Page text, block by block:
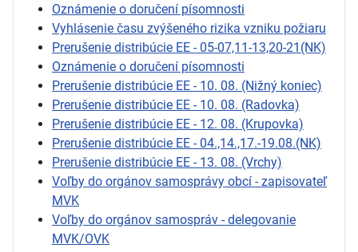
Oznámenie o doručení písomnosti
Vyhlásenie času zvýšeného rizika vzniku požiaru
Prerušenie distribúcie EE - 05-07,11-13,20-21(NK)
Oznámenie o doručení písomnosti
Prerušenie distribúcie EE - 10. 08. (Nižný koniec)
Prerušenie distribúcie EE - 10. 08. (Radovka)
Prerušenie distribúcie EE - 12. 08. (Krupovka)
Prerušenie distribúcie EE - 04.,14.,17.-19.08.(NK)
Prerušenie distribúcie EE - 13. 08. (Vrchy)
Voľby do orgánov samosprávy obcí - zapisovateľ
MVK
Voľby do orgánov samospráv - delegovanie
MVK/OVK